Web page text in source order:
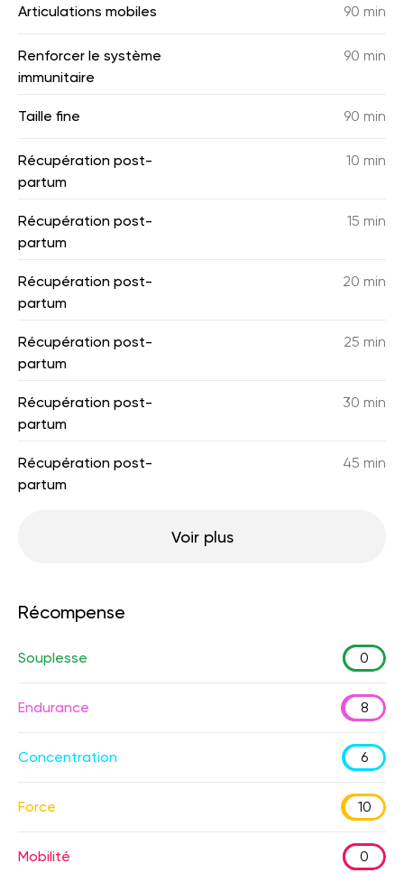
Articulations mobiles 90 min
Renforcer le système
immunitaire
90 min
Taille fine 90 min
Récupération post-
partum
10 min
Récupération post-
partum
15 min
Récupération post-
partum
20 min
Récupération post-
partum
25 min
Récupération post-
partum
30 min
Récupération post-
partum
45 min
Voir plus
Récompense
Souplesse 0
Endurance 8
Concentration 6
Force 10
Mobilité 0